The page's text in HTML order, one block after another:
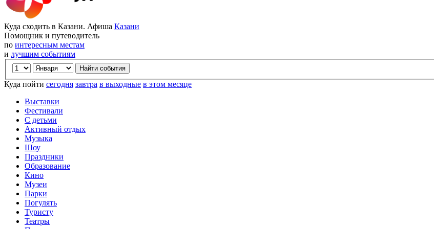
Куда сходить в Казани. Афиша Казани
Помощник и путеводитель
по интересным местам
и лучшим событиям
Куда пойти сегодня завтра в выходные в этом месяце
Выставки
Фестивали
С детьми
Активный отдых
Музыка
Шоу
Праздники
Образование
Кино
Музеи
Парки
Погулять
Туристу
Театры